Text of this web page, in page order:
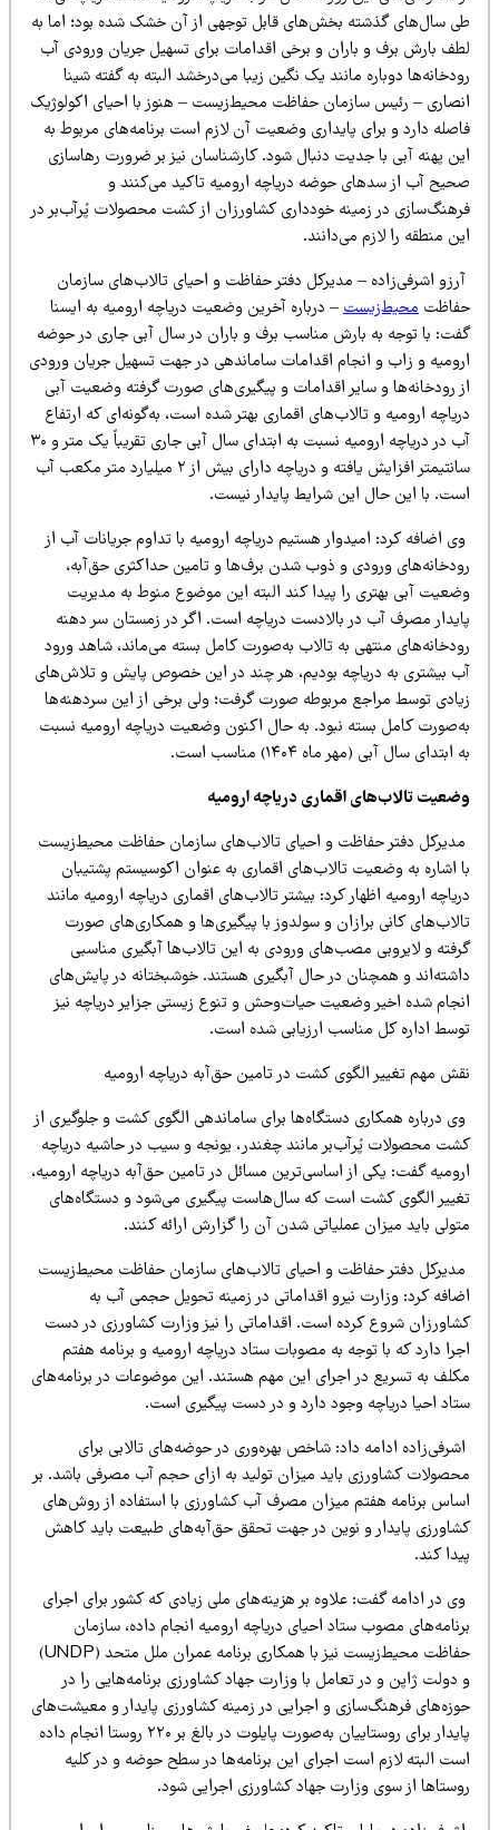
سال‌های گذشته بخش‌های قابل توجهی از آن خشک شده بود؛ اما به
بارش برف و باران و برخی اقدامات برای تسهیل جریان ورودی آب
دوباره مانند یک نگین زیبا می‌درخشد البته به گفته شینا
– رئیس سازمان حفاظت محیط‌زیست – هنوز با احیای اکولوژیک
دارد و برای پایداری وضعیت آن لازم است برنامه‌های مربوط به
پهنه آبی با جدیت دنبال شود. کارشناسان نیز بر ضرورت رهاسازی
آب از سدهای حوضه دریاچه ارومیه تاکید می‌کنند و
در زمینه خودداری کشاورزان از کشت محصولات پُرآب‌بر در
منطقه را لازم می‌دانند.
اشرفی‌زاده – مدیرکل دفتر حفاظت و احیای تالاب‌های سازمان
محیط‌زیست– درباره آخرین وضعیت دریاچه ارومیه به ایسنا
با توجه به بارش مناسب برف و باران در سال آبی جاری در حوضه
و زاب و انجام اقدامات ساماندهی در جهت تسهیل جریان ورودی
رودخانه‌ها و سایر اقدامات و پیگیری‌های صورت گرفته وضعیت آبی
ارومیه و تالاب‌های اقماری بهتر شده است، به‌گونه‌ای که ارتفاع
آب در دریاچه ارومیه نسبت به ابتدای سال آبی جاری تقریباً یک متر و ۳۰
سانتیمتر افزایش یافته و دریاچه دارای بیش از ۲ میلیارد متر مکعب آب
با این حال این شرایط پایدار نیست.
اضافه کرد: امیدوار هستیم دریاچه ارومیه با تداوم جریانات آب از
ورودی و ذوب شدن برف‌ها و تامین حداکثری حق‌آبه،
آبی بهتری را پیدا کند البته این موضوع منوط به مدیریت
مصرف آب در بالادست دریاچه است. اگر در زمستان سر دهنه
منتهی به تالاب به‌صورت کامل بسته می‌ماند، شاهد ورود
بیشتری به دریاچه بودیم، هر چند در این خصوص پایش و تلاش‌های
توسط مراجع مربوطه صورت گرفت؛ ولی برخی از این سردهنه‌ها
کامل بسته نبود. به حال اکنون وضعیت دریاچه ارومیه نسبت
ابتدای سال آبی (مهر ماه ۱۴۰۴) مناسب است.
تالاب‌های اقماری دریاچه ارومیه
دفتر حفاظت و احیای تالاب‌های سازمان حفاظت محیط‌زیست
اشاره به وضعیت تالاب‌های اقماری به عنوان اکوسیستم پشتیبان
ارومیه اظهار کرد: بیشتر تالاب‌های اقماری دریاچه ارومیه مانند
کانی برازان و سولدوز با پیگیری‌ها و همکاری‌های صورت
و لایروبی مصب‌های ورودی به این تالاب‌ها آبگیری مناسبی
و همچنان در حال آبگیری هستند. خوشبختانه در پایش‌های
شده اخیر وضعیت حیات‌وحش و تنوع زیستی جزایر دریاچه نیز
اداره کل مناسب ارزیابی شده است.
مهم تغییر الگوی کشت در تامین حق‌آبه دریاچه ارومیه
درباره همکاری دستگاه‌ها برای ساماندهی الگوی کشت و جلوگیری از
محصولات پُرآب‌بر مانند چغندر، یونجه و سیب در حاشیه دریاچه
گفت: یکی از اساسی‌ترین مسائل در تامین حق‌آبه دریاچه ارومیه،
الگوی کشت است که سال‌هاست پیگیری می‌شود و دستگاه‌های
باید میزان عملیاتی شدن آن را گزارش ارائه کنند.
دفتر حفاظت و احیای تالاب‌های سازمان حفاظت محیط‌زیست
کرد: وزارت نیرو اقداماتی در زمینه تحویل حجمی آب به
شروع کرده است. اقداماتی را نیز وزارت کشاورزی در دست
دارد که با توجه به مصوبات ستاد دریاچه ارومیه و برنامه هفتم
به تسریع در اجرای این مهم هستند. این موضوعات در برنامه‌های
احیا دریاچه وجود دارد و در دست پیگیری است.
ادامه داد: شاخص بهره‌وری در حوضه‌های تالابی برای
کشاورزی باید میزان تولید به ازای حجم آب مصرفی باشد. بر
برنامه هفتم میزان مصرف آب کشاورزی با استفاده از روش‌های
پایدار و نوین در جهت تحقق حق‌آبه‌های طبیعت باید کاهش
کند.
در ادامه گفت: علاوه بر هزینه‌های ملی زیادی که کشور برای اجرای
مصوب ستاد احیای دریاچه ارومیه انجام داده، سازمان
حفاظت محیط‌زیست نیز با همکاری برنامه عمران ملل متحد (UNDP)
دولت ژاپن و در تعامل با وزارت جهاد کشاورزی برنامه‌هایی را در
فرهنگ‌سازی و اجرایی در زمینه کشاورزی پایدار و معیشت‌های
پایدار برای روستاییان به‌صورت پایلوت در بالغ بر ۲۲۰ روستا انجام داده
البته لازم است اجرای این برنامه‌ها در سطح حوضه و در کلیه
از سوی وزارت جهاد کشاورزی اجرایی شود.